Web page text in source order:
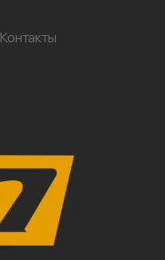
Контакты